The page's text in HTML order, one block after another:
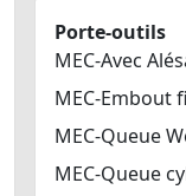
Porte-outils
MEC-Avec
MEC-Embout
MEC-Queue
MEC-Queue